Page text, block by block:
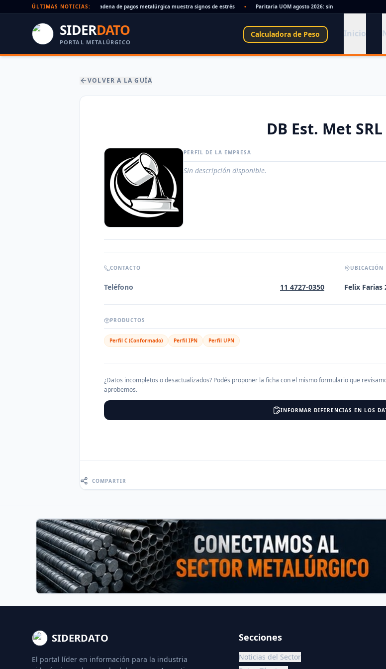
ÚLTIMAS NOTICIAS:
Cheques rechazados en alza: la cadena de pagos metalúrgica muestra signos de estrés Paritaria UOM agosto 2026: sin acuerdo, siguen
SIDERDATO
PORTAL METALÚRGICO
Calculadora de Peso Inicio
VOLVER A LA GUÍA
DB Est. Met SRL
PERFIL DE LA EMPRESA
Sin descripción disponible.
CONTACTO
Teléfono 11 4727-0350
UBICACIÓN
Felix Farias
PRODUCTOS
Perfil C (Conformado) Perfil IPN Perfil UPN
¿Datos incompletos o desactualizados? Podés proponer la ficha con el mismo formulario que
aprobemos.
INFORMAR DIFERENCIAS EN LOS
COMPARTIR
SIDERDATO
El portal líder en información para la industria
Secciones
Noticias del Sector